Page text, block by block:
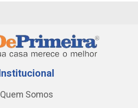
Institucional
Quem Somos